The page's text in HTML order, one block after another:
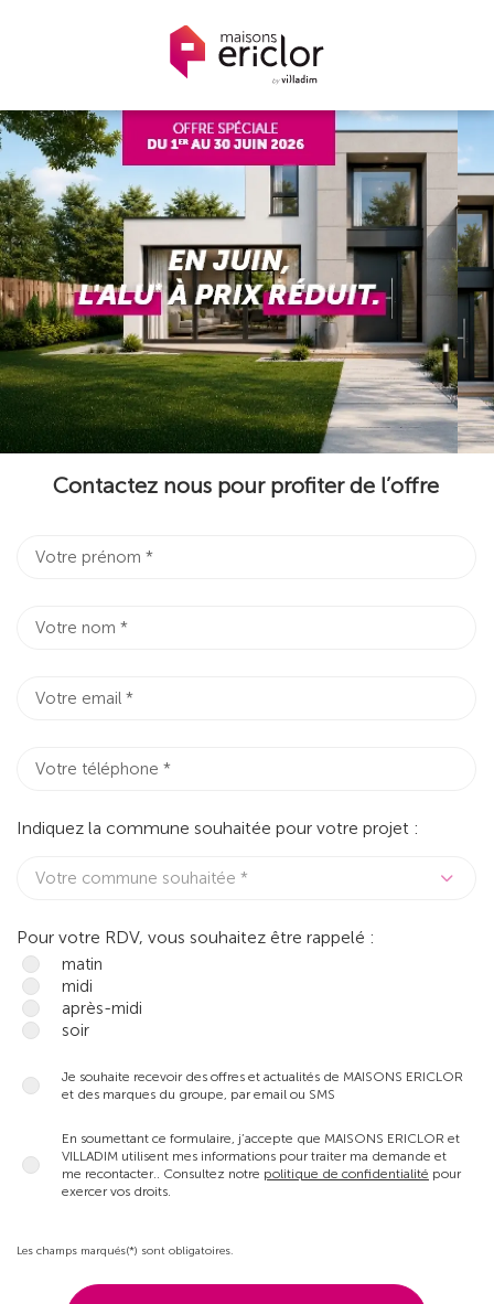
Contactez nous pour profiter de l’offre
Indiquez la commune souhaitée pour votre projet :
Votre commune souhaitée *
Pour votre RDV, vous souhaitez être rappelé :
matin
midi
après-midi
soir
Je souhaite recevoir des offres et actualités de MAISONS ERICLOR
et des marques du groupe, par email ou SMS
En soumettant ce formulaire, j’accepte que MAISONS ERICLOR et
VILLADIM utilisent mes informations pour traiter ma demande et
me recontacter.. Consultez notre politique de confidentialité pour
exercer vos droits.
Les champs marqués(*) sont obligatoires.